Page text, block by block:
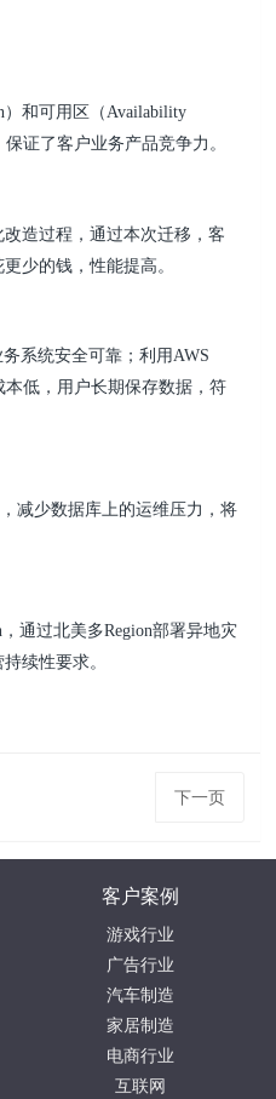
）和可用区（Availability
证了客户业务产品竞争力。
造过程，通过本次迁移，客
少的钱，性能提高。
系统安全可靠；利用AWS
低，用户长期保存数据，符
减少数据库上的运维压力，将
通过北美多Region部署异地灾
续性要求。
下一页
客户案例
游戏行业
广告行业
汽车制造
家居制造
电商行业
互联网